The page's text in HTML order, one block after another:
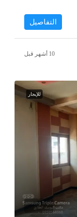
التفاصيل
للإيجار